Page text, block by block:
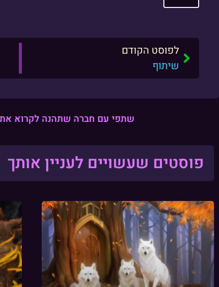
לפוסט הקודם
שיתוף
שתפי עם חברה שתהנה לקרוא
פוסטים שעשויים לעניין אותך